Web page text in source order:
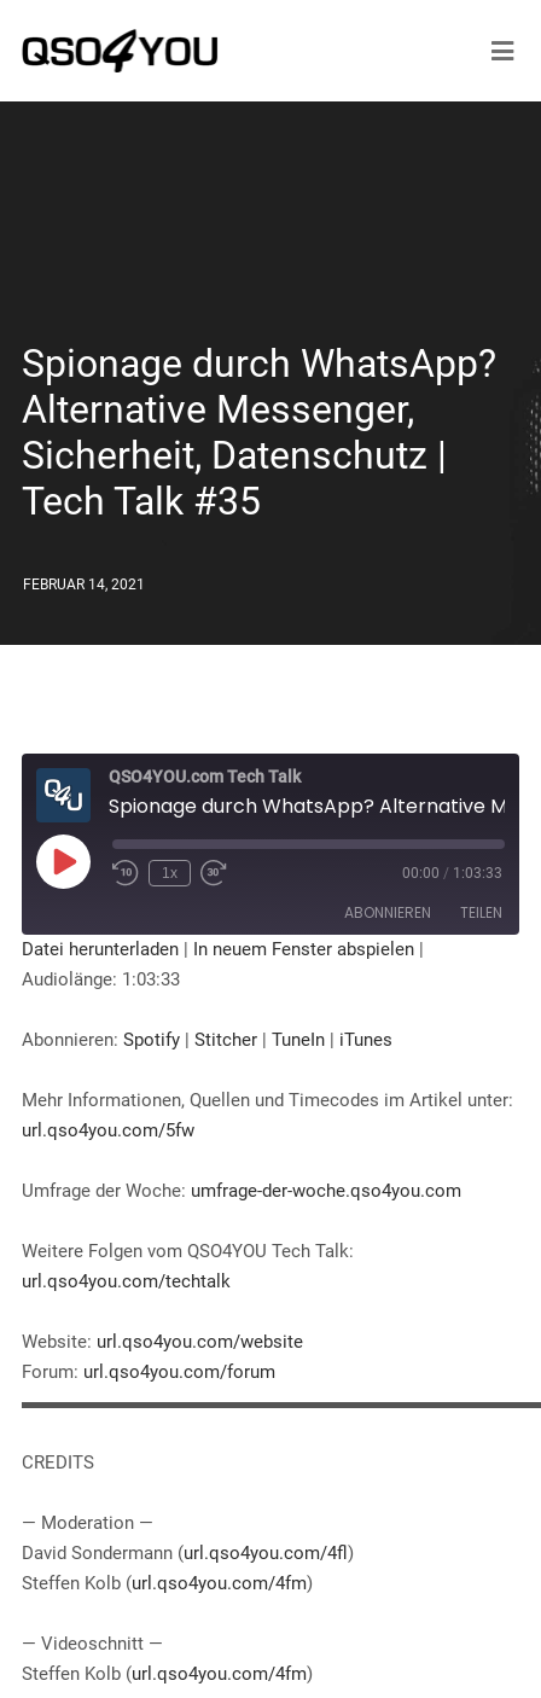
Spionage durch WhatsApp?
Alternative Messenger,
Sicherheit, Datenschutz |
Tech Talk #35
FEBRUAR 14, 2021
QSO4YOU.com Tech Talk
1x 00:00 / 1:03:33
ABONNIEREN TEILEN
Spotify
TEILEN
LINK
Datei herunterladen| In neuem Fenster abspielen|
Audiolänge: 1:03:33
Abonnieren: Spotify| Stitcher| TuneIn| iTunes
Mehr Informationen, Quellen und Timecodes im Artikel unter:
url.qso4you.com/5fw
Umfrage der Woche: umfrage-der-woche.qso4you.com
Weitere Folgen vom QSO4YOU Tech Talk:
url.qso4you.com/techtalk
Website: url.qso4you.com/website
Forum: url.qso4you.com/forum
CREDITS
— Moderation —
David Sondermann (url.qso4you.com/4fl)
Steffen Kolb (url.qso4you.com/4fm)
— Videoschnitt —
Steffen Kolb (url.qso4you.com/4fm)